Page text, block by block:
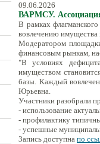
09.06.2026
ВАРМСУ.
В рамках
вовлечению имущества
Модератором
финансовым рынкам,
"В условиях
имуществом
базы. Каждый
Юрьевна.
Участники разобрали
- использование
- профилактику
- успешные
Запись доступна по